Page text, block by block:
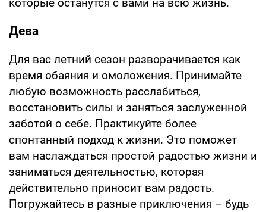
Дева
Для вас летний сезон разворачивается как
время обаяния и омоложения. Принимайте
любую возможность расслабиться,
восстановить силы и заняться заслуженной
заботой о себе. Практикуйте более
спонтанный подход к жизни. Это поможет
вам наслаждаться простой радостью жизни и
заниматься деятельностью, которая
действительно приносит вам радость.
Погружайтесь в разные приключения – будь